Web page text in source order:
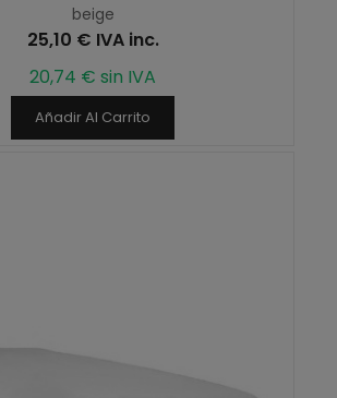
beige
25,10 € IVA inc.
20,74 € sin IVA
Añadir Al Carrito